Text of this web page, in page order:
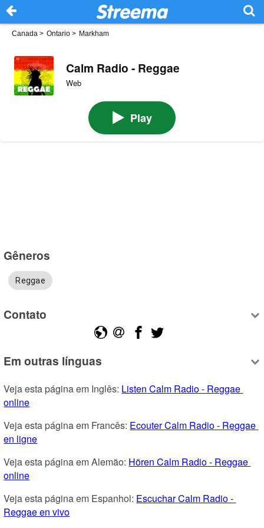
Canada > Ontario > Markham
Calm Radio - Reggae
Web
Play
Gêneros
Reggae
Contato
Em outras línguas
Veja esta página em Inglês: Listen Calm Radio - Reggae
online
Veja esta página em Francês: Ecouter Calm Radio - Reggae
en ligne
Veja esta página em Alemão: Hören Calm Radio - Reggae
online
Veja esta página em Espanhol: Escuchar Calm Radio -
Reggae en vivo